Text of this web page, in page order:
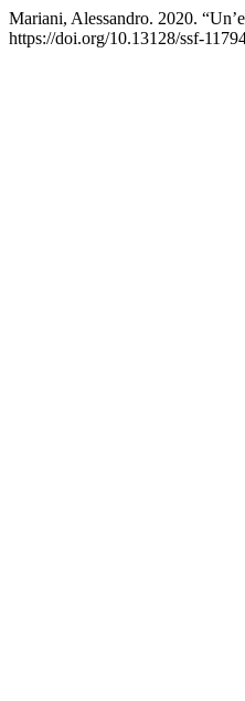
Mariani, Alessandro. 2020.
https://doi.org/10.13128/ssf-